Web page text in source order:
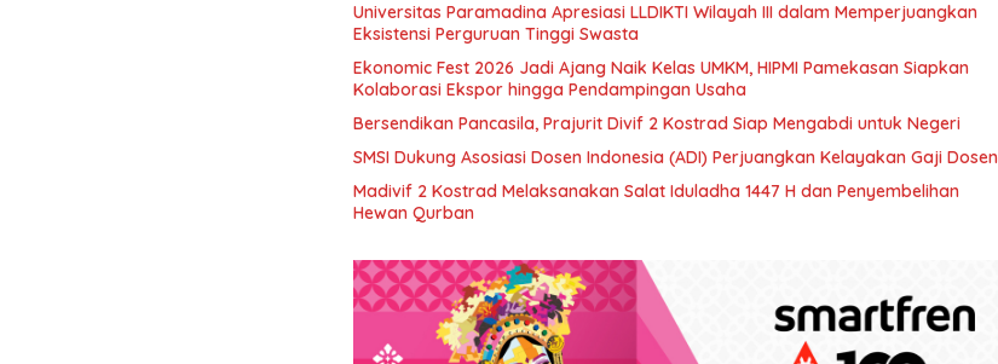
Universitas Paramadina Apresiasi LLDIKTI Wilayah III dalam Memperjuangkan
Eksistensi Perguruan Tinggi Swasta
Ekonomic Fest 2026 Jadi Ajang Naik Kelas UMKM, HIPMI Pamekasan Siapkan
Kolaborasi Ekspor hingga Pendampingan Usaha
Bersendikan Pancasila, Prajurit Divif 2 Kostrad Siap Mengabdi untuk Negeri
SMSI Dukung Asosiasi Dosen Indonesia (ADI) Perjuangkan Kelayakan Gaji Dosen
Madivif 2 Kostrad Melaksanakan Salat Iduladha 1447 H dan Penyembelihan
Hewan Qurban